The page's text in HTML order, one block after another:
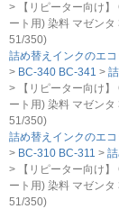
【リピーター向け
ート用) 染料 マゼン
51/350)
詰め替えインクのエコ
BC-340 BC-341
【リピーター向け
ート用) 染料 マゼン
51/350)
詰め替えインクのエコ
BC-310 BC-311
【リピーター向け
ート用) 染料 マゼン
51/350)